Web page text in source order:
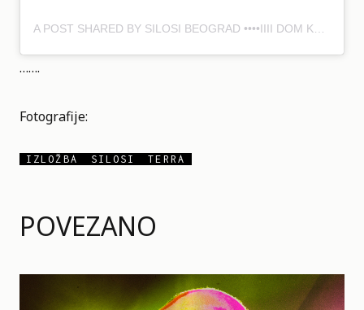
POVEZANO
…….
Fotografije:
IZLOŽBA SILOSI TERRA